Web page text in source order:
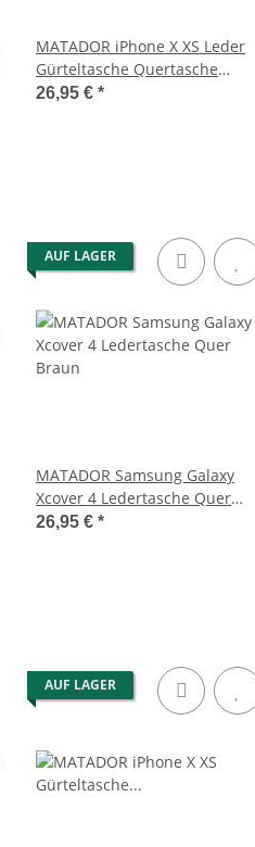
MATADOR iPhone X XS Leder
Gürteltasche Quertasche
Tabacco Braun
26,95 € *
AUF LAGER
MATADOR Samsung Galaxy
Xcover 4 Ledertasche Quer
Braun
26,95 € *
AUF LAGER